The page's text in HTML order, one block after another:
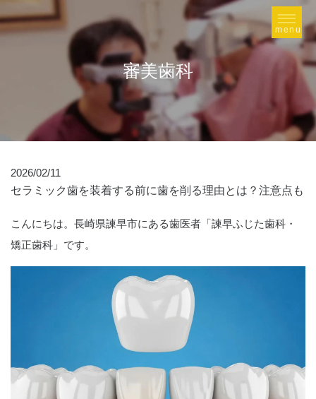
審美歯科
2026/02/11
セラミック歯を装着する前に歯を削る理由とは？注意点も
こんにちは。長崎県諫早市にある歯医者「諫早ふじた歯科・
矯正歯科」です。